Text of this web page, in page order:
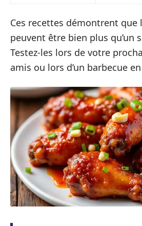
Ces recettes démontrent que
peuvent être bien plus qu’un
Testez-les lors de votre
amis ou lors d’un barbecue